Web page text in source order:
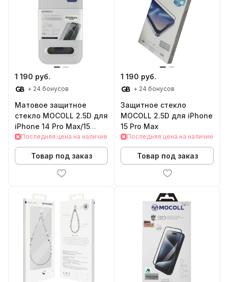
1 190 руб.
+ 24 бонусов
Матовое защитное
стекло MOCOLL 2.5D для
iPhone 14 Pro Max/15
Plus/16 Plus
Последняя цена на наличие
Товар под заказ
1 190 руб.
+ 24 бонусов
Защитное стекло
MOCOLL 2.5D для iPhone
15 Pro Max
Последняя цена на наличие
Товар под заказ